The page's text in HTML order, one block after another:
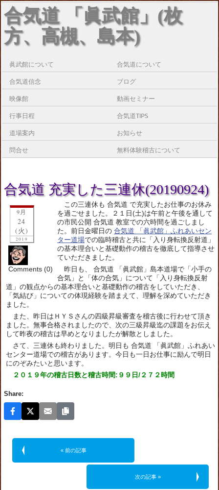
合気道 「眞武館」(枚
方、高槻、島本)
眞武館について 合気道について
合気道信念 ブログ
映像館 動画セミナー
行事日程 合気道TIPS
道場案内 お知らせ
問合せ 無料体験稽古について
合気道 充実した三連休(20190924)
9月
24
(火)
2019
Comments (0)
この三連休も 合気道 で充実したお仕事のお休み
を過ごせました。２１日(土)は午前と午後を通して
の市民公開 合気道 教室での六時間を過ごしまし
た。前日金曜日の 合気道 「眞武館」ふれあいセン
ター道場での臨時稽古と共に「入り身転換反射道」
の基本理合いと基礎動作の稽古を徹底して指導させ
ていただきました。
昨日も、 合気道 「眞武館」島本道場で「小手の
合気」と「体の合気」について「入り身転換反射
道」の観点からの基本理合いと基礎動作の稽古をしていただき、
「気結び」についての体現経験を踏まえて、理解を深めていただき
ました。
また、昨日はＨＹＳさんの四級昇級審査を稽古後に行わせて頂き
ました。無事合格されましたので、次の三級昇級迄の課題をお伝え
して昨夜の稽古は早めとなりましたが解散としました。
さて、三連休も終わりました。明日も 合気道 「眞武館」ふれあい
センター道場での稽古があります。今日も一日お仕事に励んで明日
にのぞみたいと思います。
２０１９年の稽古日数と稽古時間:９９日/２７２時間
Share:
« 前の記事
次の記事 »